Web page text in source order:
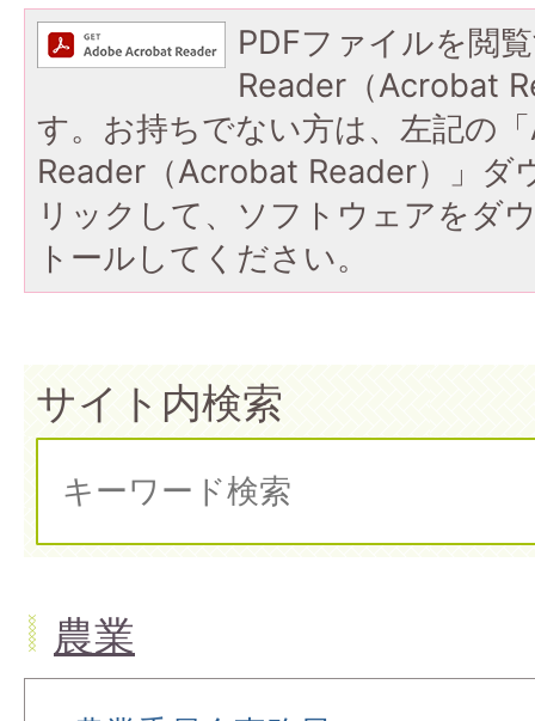
PDFファイルを閲
Reader（Acrobat
す。お持ちでない方は、左記の
Reader（Acrobat Reader）」ダ
リックして、ソフトウェアをダ
トールしてください。
サイト内検索
農業